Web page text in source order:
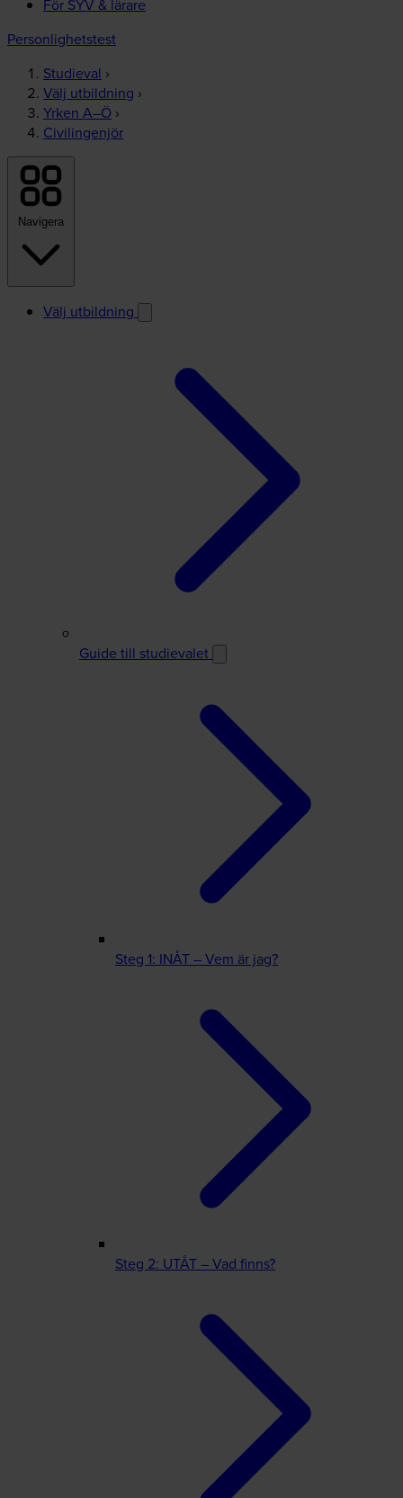
För SYV & lärare
Personlighetstest
Studieval ›
Välj utbildning ›
Yrken A–Ö ›
Civilingenjör
Navigera
Välj utbildning
Guide till studievalet
Steg 1: INÅT – Vem är jag?
Steg 2: UTÅT – Vad finns?